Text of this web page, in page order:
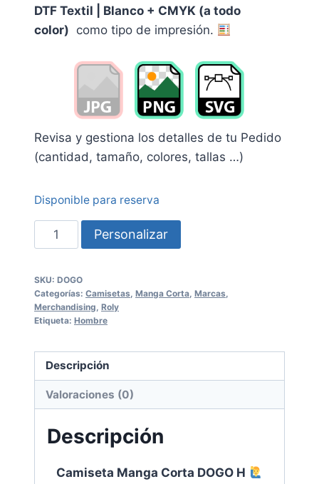
DTF Textil | Blanco + CMYK (a todo
color) como tipo de impresión.
Revisa y gestiona los detalles de tu Pedido
(cantidad, tamaño, colores, tallas …)
Disponible para reserva
Camiseta
Manga
DOGO
H
165
-
Personalizada
cantidad
Personalizar
SKU: DOGO
Categorías: Camisetas Manga Corta Marcas
Merchandising Roly
Etiqueta: Hombre
Descripción
Valoraciones (0)
Descripción
Camiseta Manga Corta DOGO H